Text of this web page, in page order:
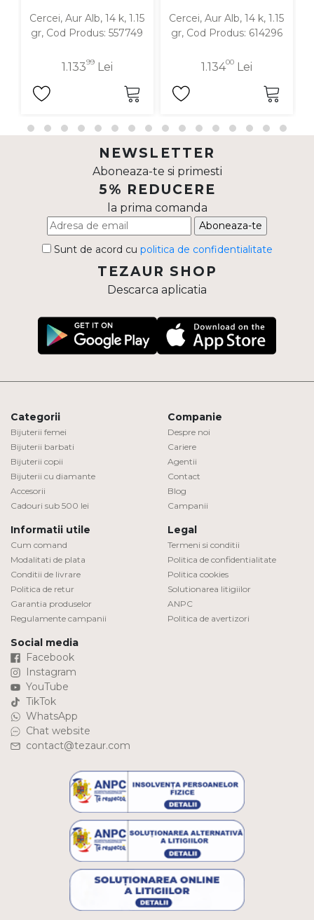
Cercei, Aur Alb, 14 k, 1.15
gr, Cod Produs: 557749
1.13399Lei
Cercei, Aur Alb, 14 k, 1.15
gr, Cod Produs: 614296
1.13400Lei
NEWSLETTER
Aboneaza-te si primesti
5% REDUCERE
la prima comanda
Aboneaza-te
Sunt de acord cu politica de confidentialitate
TEZAUR SHOP
Descarca aplicatia
Categorii
Bijuterii femei
Bijuterii barbati
Bijuterii copii
Bijuterii cu diamante
Accesorii
Cadouri sub 500 lei
Companie
Despre noi
Cariere
Agentii
Contact
Blog
Campanii
Informatii utile
Cum comand
Modalitati de plata
Conditii de livrare
Politica de retur
Garantia produselor
Regulamente campanii
Legal
Termeni si conditii
Politica de confidentialitate
Politica cookies
Solutionarea litigiilor
ANPC
Politica de avertizori
Social media
Facebook
Instagram
YouTube
TikTok
WhatsApp
Chat website
contact@tezaur.com